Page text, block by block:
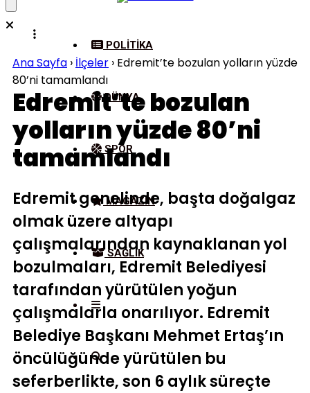
POLITIKA
DÜNYA
SPOR
MAGAZIN
SAĞLIK
Ana Sayfa › İlçeler › Edremit’te bozulan yolların yüzde
80’ni tamamlandı
Edremit’te bozulan
yolların yüzde 80’ni
tamamlandı
Edremit genelinde, başta doğalgaz
olmak üzere altyapı
çalışmalarından kaynaklanan yol
bozulmaları, Edremit Belediyesi
tarafından yürütülen yoğun
çalışmalarla onarılıyor. Edremit
Belediye Başkanı Mehmet Ertaş’ın
öncülüğünde yürütülen bu
seferberlikte, son 6 aylık süreçte